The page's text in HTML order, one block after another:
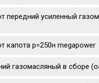
передний усиленный
капота р=250н megapower
газомасляный в сборе